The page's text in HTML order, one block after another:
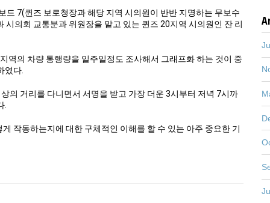
드 7(퀸즈 보로청장과 해당 지역 시의원이 반반 지명하는 무보수
의회 교통분과 위원장을 맡고 있는 퀸즈 20지역 시의원인 잔 리
역의 차량 통행량을 일주일정도 조사해서 그래프화 하는 것이 중
였다.
의 거리를 다니면서 서명을 받고 가장 더운 3시부터 저녁 7시까
.
작동하는지에 대한 구체적인 이해를 할 수 있는 아주 중요한 기